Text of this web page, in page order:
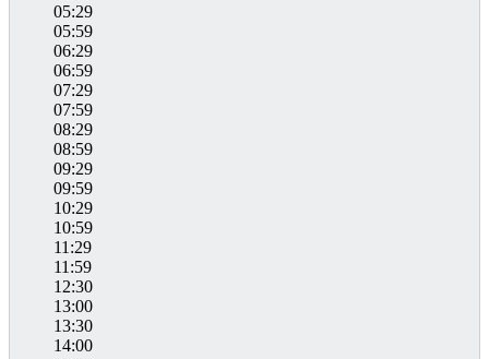
05:29
05:59
06:29
06:59
07:29
07:59
08:29
08:59
09:29
09:59
10:29
10:59
11:29
11:59
12:30
13:00
13:30
14:00